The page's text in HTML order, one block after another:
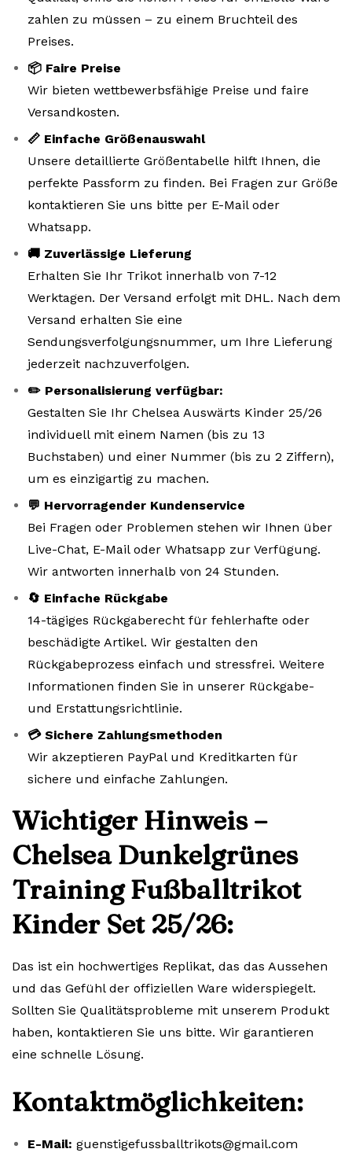
zahlen zu müssen – zu einem Bruchteil des
Preises.
📦 Faire Preise
Wir bieten wettbewerbsfähige Preise und faire
Versandkosten.
📏 Einfache Größenauswahl
Unsere detaillierte Größentabelle hilft Ihnen, die
perfekte Passform zu finden. Bei Fragen zur Größe
kontaktieren Sie uns bitte per E-Mail oder
Whatsapp.
🚚 Zuverlässige Lieferung
Erhalten Sie Ihr Trikot innerhalb von 7-12
Werktagen. Der Versand erfolgt mit DHL. Nach dem
Versand erhalten Sie eine
Sendungsverfolgungsnummer, um Ihre Lieferung
jederzeit nachzuverfolgen.
✏️ Personalisierung verfügbar:
Gestalten Sie Ihr Chelsea Auswärts Kinder 25/26
individuell mit einem Namen (bis zu 13
Buchstaben) und einer Nummer (bis zu 2 Ziffern),
um es einzigartig zu machen.
💬 Hervorragender Kundenservice
Bei Fragen oder Problemen stehen wir Ihnen über
Live-Chat, E-Mail oder Whatsapp zur Verfügung.
Wir antworten innerhalb von 24 Stunden.
🔄 Einfache Rückgabe
14-tägiges Rückgaberecht für fehlerhafte oder
beschädigte Artikel. Wir gestalten den
Rückgabeprozess einfach und stressfrei. Weitere
Informationen finden Sie in unserer Rückgabe-
und Erstattungsrichtlinie.
💳 Sichere Zahlungsmethoden
Wir akzeptieren PayPal und Kreditkarten für
sichere und einfache Zahlungen.
Wichtiger Hinweis –
Chelsea Dunkelgrünes
Training Fußballtrikot
Kinder Set 25/26:
Das ist ein hochwertiges Replikat, das das Aussehen
und das Gefühl der offiziellen Ware widerspiegelt.
Sollten Sie Qualitätsprobleme mit unserem Produkt
haben, kontaktieren Sie uns bitte. Wir garantieren
eine schnelle Lösung.
Kontaktmöglichkeiten:
E-Mail: guenstigefussballtrikots@gmail.com